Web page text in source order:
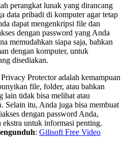
perangkat lunak yang dirancang
data pribadi di komputer agar tetap
dapat mengenkripsi file dan
dengan password yang Anda
memudahkan siapa saja, bahkan
dengan komputer, untuk
disediakan.
Protector adalah kemampuan
file, folder, atau bahkan
lain tidak bisa melihat atau
Selain itu, Anda juga bisa membuat
dengan password Anda,
ekstra untuk informasi penting.
: Gilisoft Free Video